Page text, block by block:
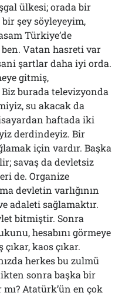
ülkesi; orada bir
bir şey söyleyeyim,
Türkiye’de
Vatan hasreti var
şartlar daha iyi orda.
gitmiş,
burada televizyonda
su akacak da
haftada iki
derdindeyiz. Bir
için vardır. Başka
savaş da devletsiz
de. Organize
devletin varlığının
adaleti sağlamaktır.
bitmiştir. Sonra
hesabını görmeye
kaos çıkar.
herkes bu zulmü
sonra başka bir
Atatürk’ün en çok